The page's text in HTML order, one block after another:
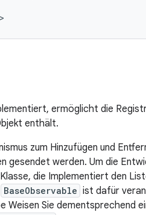
ermöglicht die
enthält.
zum Hinzufügen und
gesendet werden. Um die
die Implementiert den
BaseObservable ist dafür
Sie dementsprechend